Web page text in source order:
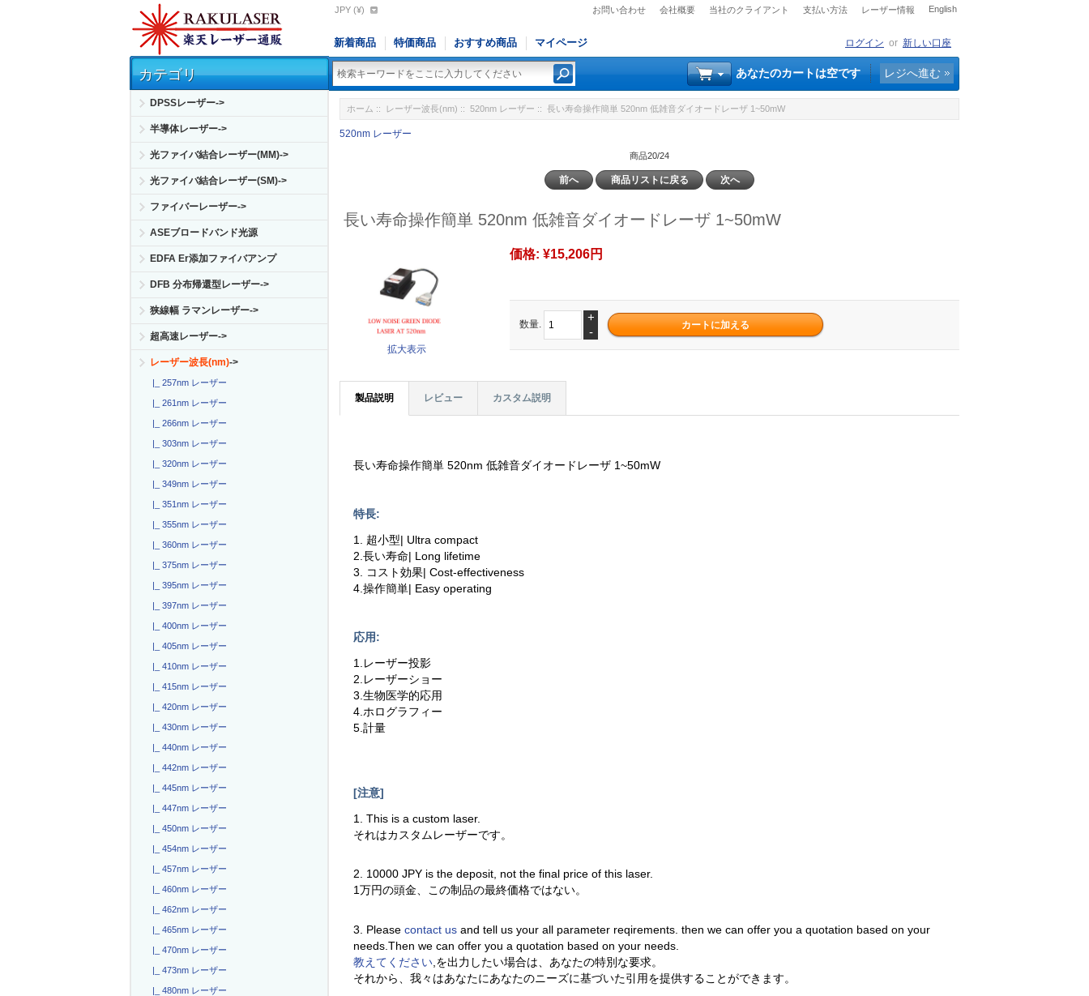
お問い合わせ 会社概要 当社のクライアント 支払い方法 レーザー情報 English
JPY (¥)
新着商品 特価商品 おすすめ商品 マイページ ログイン or 新しい口座
あなたのカートは空です レジへ進む
カテゴリ
DPSSレーザー->
半導体レーザー->
光ファイバ結合レーザー(MM)->
光ファイバ結合レーザー(SM)->
ファイバーレーザー->
ASEブロードバンド光源
EDFA Er添加ファイバアンプ
DFB 分布帰還型レーザー->
狭線幅 ラマンレーザー->
超高速レーザー->
レーザー波長(nm)->
|_ 257nm レーザー
|_ 261nm レーザー
|_ 266nm レーザー
|_ 303nm レーザー
|_ 320nm レーザー
|_ 349nm レーザー
|_ 351nm レーザー
|_ 355nm レーザー
|_ 360nm レーザー
|_ 375nm レーザー
|_ 395nm レーザー
|_ 397nm レーザー
|_ 400nm レーザー
|_ 405nm レーザー
|_ 410nm レーザー
|_ 415nm レーザー
|_ 420nm レーザー
|_ 430nm レーザー
|_ 440nm レーザー
|_ 442nm レーザー
|_ 445nm レーザー
|_ 447nm レーザー
|_ 450nm レーザー
|_ 454nm レーザー
|_ 457nm レーザー
|_ 460nm レーザー
|_ 462nm レーザー
|_ 465nm レーザー
|_ 470nm レーザー
|_ 473nm レーザー
|_ 480nm レーザー
ホーム :: レーザー波長(nm) ::520nm レーザー :: 長い寿命操作簡単 520nm 低雑音ダイオードレーザ 1~50mW
520nm レーザー
商品20/24
前へ 商品リストに戻る 次へ
長い寿命操作簡単 520nm 低雑音ダイオードレーザ 1~50mW
拡大表示
価格:¥15,206円
数量.
+
-
製品説明 レビュー カスタム説明
長い寿命操作簡単 520nm 低雑音ダイオードレーザ 1~50mW
特長:
1. 超小型| Ultra compact
2.長い寿命| Long lifetime
3. コスト効果| Cost-effectiveness
4.操作簡単| Easy operating
応用:
1.レーザー投影
2.レーザーショー
3.生物医学的応用
4.ホログラフィー
5.計量
[注意]
1. This is a custom laser.
それはカスタムレーザーです。
2. 10000 JPY is the deposit, not the final price of this laser.
1万円の頭金、この制品の最終価格ではない。
3. Pleasecontact usand tell us your all parameter reqirements. then we can offer you a quotation based on your
needs.Then we can offer you a quotation based on your needs.
教えてください ,を出力したい場合は、あなたの特別な要求。
それから、我々はあなたにあなたのニーズに基づいた引用を提供することができます。